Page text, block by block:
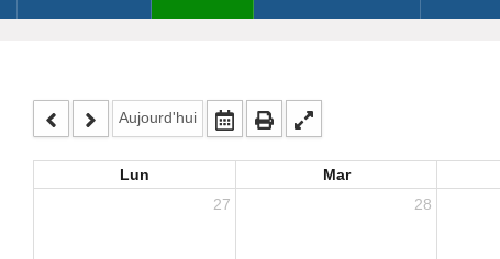
Aujourd'hui
Lun Mar
27
28